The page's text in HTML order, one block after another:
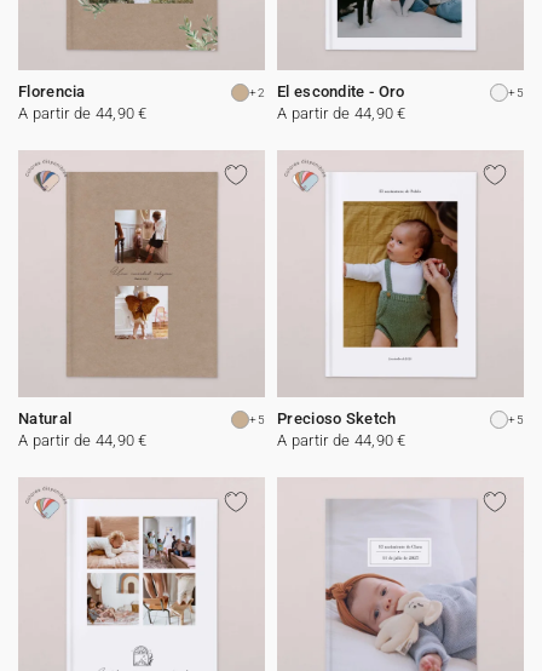
Florencia +2
A partir de 44,90 €
El escondite - Oro +5
A partir de 44,90 €
Natural +5
A partir de 44,90 €
Precioso Sketch +5
A partir de 44,90 €